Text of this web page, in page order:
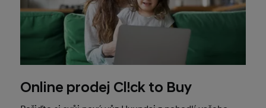
Online prodej Cl!ck to Buy